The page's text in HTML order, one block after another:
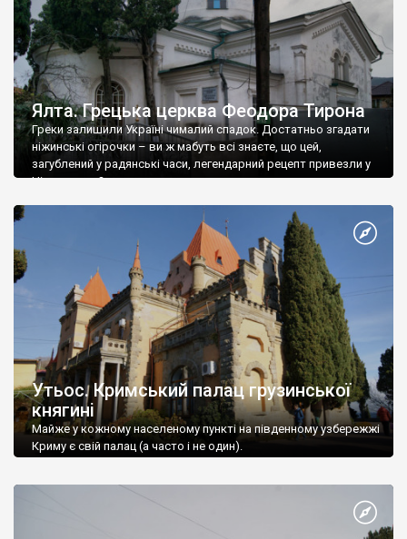
Ялта. Грецька церква Феодора Тирона
Греки залишили Україні чималий спадок. Достатньо згадати
ніжинські огірочки – ви ж мабуть всі знаєте, що цей,
загублений у радянські часи, легендарний рецепт привезли у
Ніжин греки?
Утьос. Кримський палац грузинської
княгині
Майже у кожному населеному пункті на південному узбережжі
Криму є свій палац (а часто і не один).